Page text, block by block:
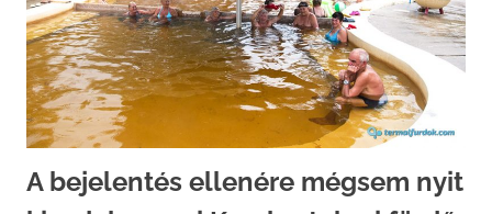
A bejelentés ellenére mégsem nyit